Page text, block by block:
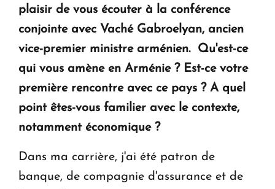
plaisir de vous écouter à la conférence
conjointe avec Vaché Gabroelyan, ancien
vice-premier ministre arménien. Qu'est-ce
qui vous amène en Arménie ? Est-ce votre
première rencontre avec ce pays ? A quel
point êtes-vous familier avec le contexte,
notamment économique ?
Dans ma carrière, j'ai été patron de
banque, de compagnie d'assurance et de